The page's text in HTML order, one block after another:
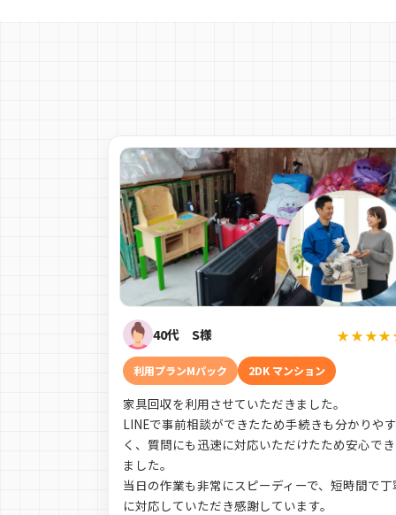
40代 S様
利用プランMパック 2DK マンション
家具回収を利用させていただきました。
LINEで事前相談ができたため手続きも分かりやす
く、質問にも迅速に対応いただけたため安心でき
ました。
当日の作業も非常にスピーディーで、短時間で丁
に対応していただき感謝しています。